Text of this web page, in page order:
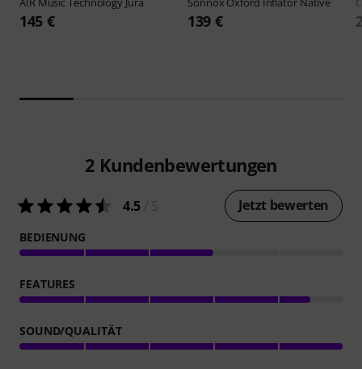
145 € 139 €
2 Kundenbewertungen
4.5 Jetzt bewerten
BEDIENUNG
FEATURES
SOUND/QUALITÄT